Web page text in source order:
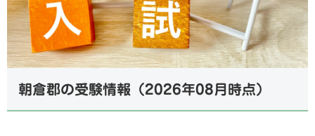
朝倉郡の受験情報（2026年08月時点）